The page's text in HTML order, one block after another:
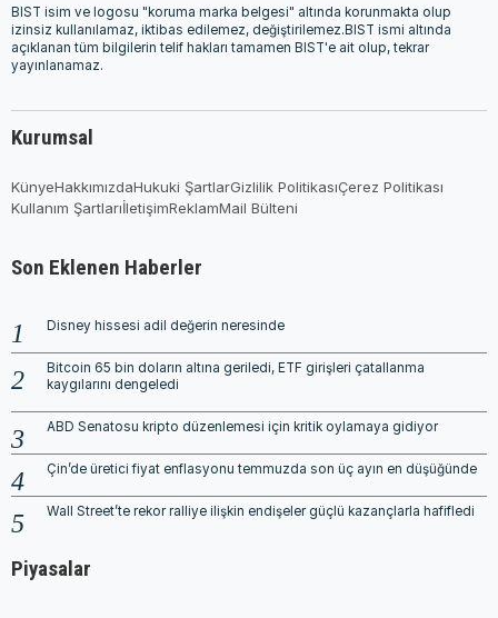
BIST isim ve logosu "koruma marka belgesi" altında korunmakta olup
izinsiz kullanılamaz, iktibas edilemez, değiştirilemez.BIST ismi altında
açıklanan tüm bilgilerin telif hakları tamamen BIST'e ait olup, tekrar
yayınlanamaz.
Kurumsal
KünyeHakkımızdaHukuki ŞartlarGizlilik PolitikasıÇerez Politikası
Kullanım ŞartlarıİletişimReklamMail Bülteni
Son Eklenen Haberler
Disney hissesi adil değerin neresinde
Bitcoin 65 bin doların altına geriledi, ETF girişleri çatallanma
kaygılarını dengeledi
ABD Senatosu kripto düzenlemesi için kritik oylamaya gidiyor
Çin’de üretici fiyat enflasyonu temmuzda son üç ayın en düşüğünde
Wall Street’te rekor ralliye ilişkin endişeler güçlü kazançlarla hafifledi
Piyasalar